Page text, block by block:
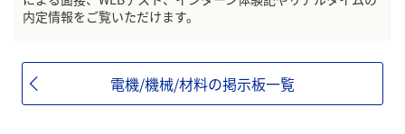
内定情報をご覧いただけます。
電機/機械/材料の掲示板一覧